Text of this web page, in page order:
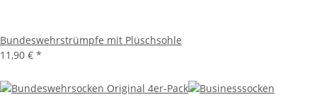
Bundeswehrstrümpfe mit Plüschsohle
11,90 € *